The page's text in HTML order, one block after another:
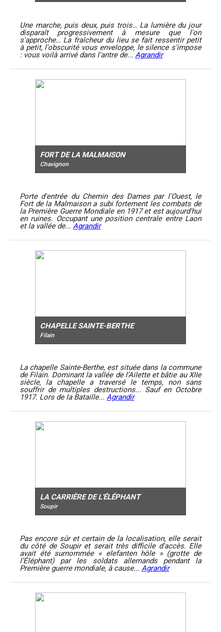
Une marche, puis deux, puis trois… La lumière du jour
disparaît progressivement à mesure que l'on
s'approche… La fraîcheur du lieu se fait ressentir petit
à petit, l'obscurité vous enveloppe, le silence s'impose
: vous voilà arrivé dans l'antre de... Agrandir
FORT DE LA MALMAISON
Chavignon
Porte d'entrée du Chemin des Dames par l'Ouest, le
Fort de la Malmaison a subi fortement les combats de
la Première Guerre Mondiale en 1917 et est aujourd'hui
en ruines. Occupant une position centrale entre Laon
et la vallée de... Agrandir
CHAPELLE SAINTE-BERTHE
Filain
La chapelle Sainte-Berthe, est située dans la commune
de Filain. Dominant la vallée de l’Ailette et bâtie au XIIe
siècle, la chapelle a traversé le temps, non sans
souffrir de multiples destructions... Sauf en Octobre
1917. Lors de la Bataille... Agrandir
LA CARRIÈRE DE L'ÉLÉPHANT
Soupir
Pas encore sûr et certain de la localisation, elle serait
du côté de Soupir et serait très difficile d'accès. Elle
avait été surnommée « elefanten höle » (grotte de
l’Éléphant) par les soldats allemands pendant la
Première guerre mondiale, à cause... Agrandir